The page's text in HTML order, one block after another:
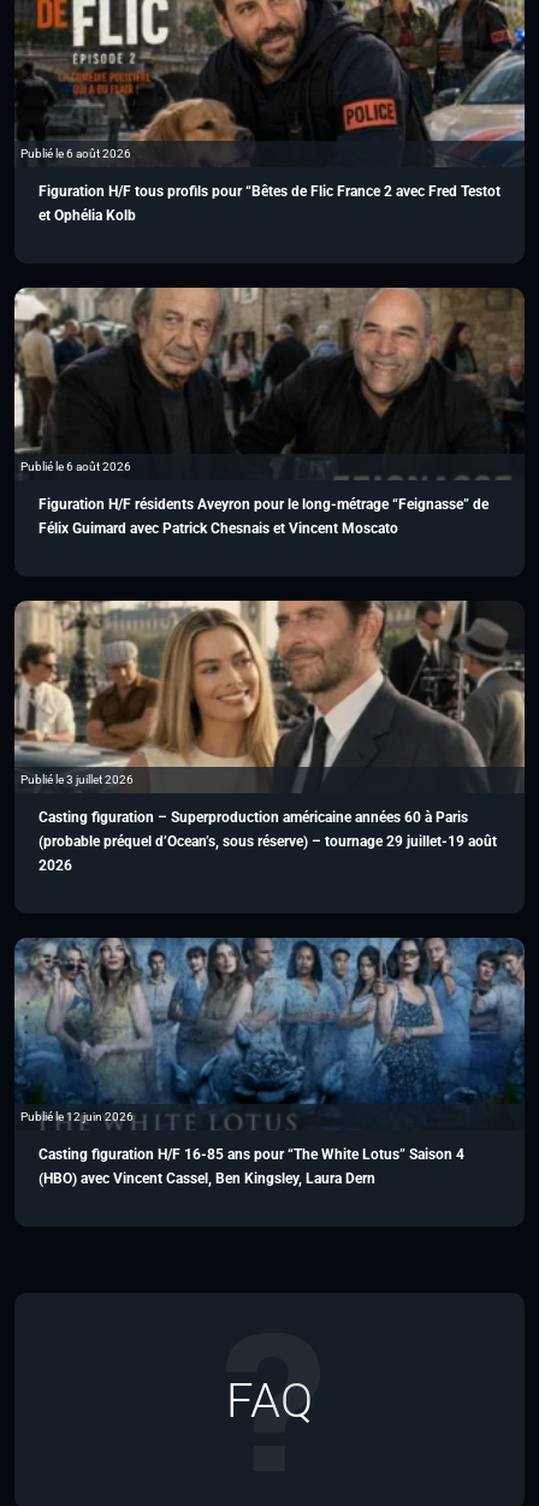
Publié le 6 août 2026
Figuration H/F tous profils pour “Bêtes de Flic France 2 avec Fred Testot
et Ophélia Kolb
Publié le 6 août 2026
Figuration H/F résidents Aveyron pour le long-métrage “Feignasse” de
Félix Guimard avec Patrick Chesnais et Vincent Moscato
Publié le 3 juillet 2026
Casting figuration – Superproduction américaine années 60 à Paris
(probable préquel d’Ocean’s, sous réserve) – tournage 29 juillet-19 août
2026
Publié le 12 juin 2026
Casting figuration H/F 16-85 ans pour “The White Lotus” Saison 4
(HBO) avec Vincent Cassel, Ben Kingsley, Laura Dern
FAQ